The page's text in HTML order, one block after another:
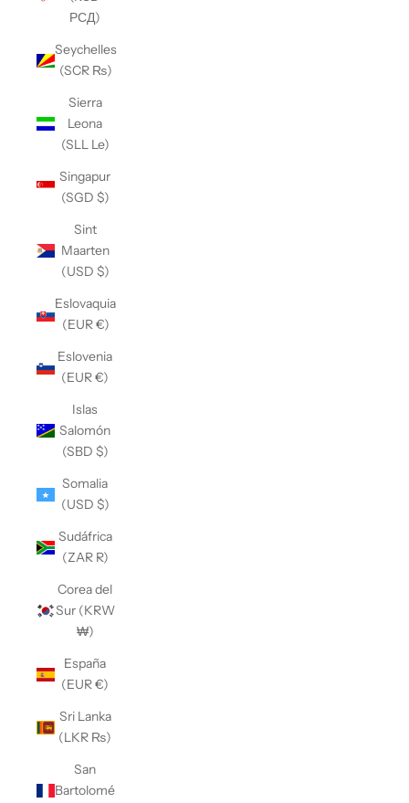
РСД)
Seychelles
(SCR ₨)
Sierra
Leona
(SLL Le)
Singapur
(SGD $)
Sint
Maarten
(USD $)
Eslovaquia
(EUR €)
Eslovenia
(EUR €)
Islas
Salomón
(SBD $)
Somalia
(USD $)
Sudáfrica
(ZAR R)
Corea del
Sur (KRW
₩)
España
(EUR €)
Sri Lanka
(LKR ₨)
San
Bartolomé